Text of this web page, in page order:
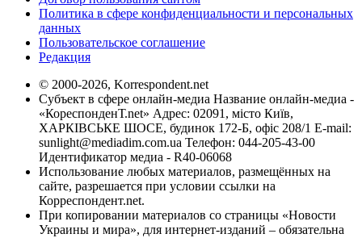
Политика в сфере конфиденциальности и персональных
данных
Пользовательское соглашение
Редакция
© 2000-2026, Korrespondent.net
Субъект в сфере онлайн-медиа Название онлайн-медиа -
«КореспонденТ.net» Адрес: 02091, місто Київ,
ХАРКІВСЬКЕ ШОСЕ, будинок 172-Б, офіс 208/1 E-mail:
sunlight@mediadim.com.ua Телефон: 044-205-43-00
Идентификатор медиа - R40-06068
Использование любых материалов, размещённых на
сайте, разрешается при условии ссылки на
Корреспондент.net.
При копировании материалов со страницы «Новости
Украины и мира», для интернет-изданий – обязательна